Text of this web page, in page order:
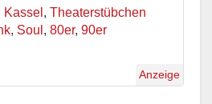
Kassel , Theaterstübchen
, Soul , 80er, 90er
Anzeige